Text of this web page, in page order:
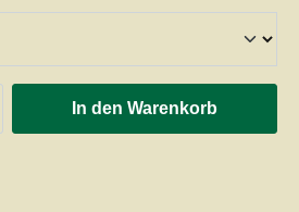
Gib den
In den Warenkorb